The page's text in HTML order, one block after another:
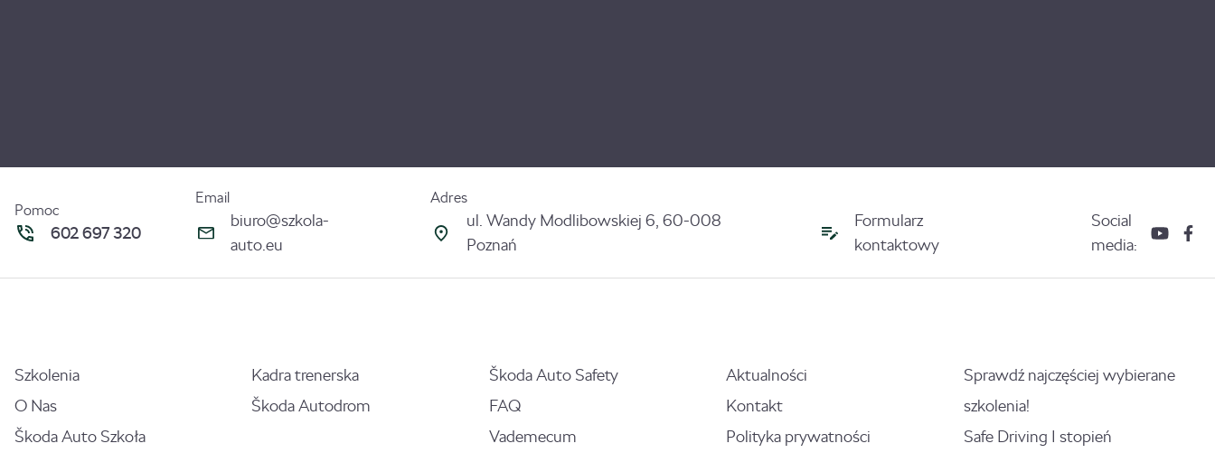
Pomoc
602 697 320
Email
biuro@szkola-
auto.eu
Adres
ul. Wandy Modlibowskiej 6, 60-008
Poznań
Formularz
kontaktowy
Social
media:
Szkolenia
O Nas
Škoda Auto Szkoła
Kadra trenerska
Škoda Autodrom
Škoda Auto Safety
FAQ
Vademecum
Aktualności
Kontakt
Polityka prywatności
Sprawdź najczęściej wybierane
szkolenia!
Safe Driving I stopień